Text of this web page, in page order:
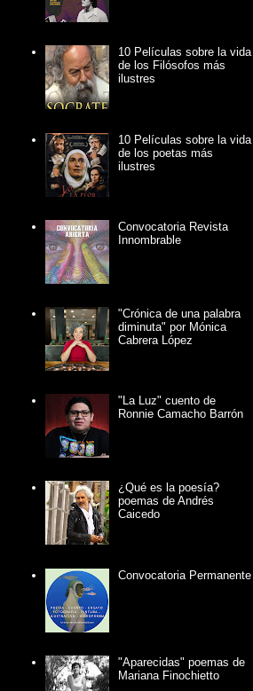
10 Películas sobre la vida
de los Filósofos más
ilustres
10 Películas sobre la vida
de los poetas más
ilustres
Convocatoria Revista
Innombrable
"Crónica de una palabra
diminuta" por Mónica
Cabrera López
"La Luz" cuento de
Ronnie Camacho Barrón
¿Qué es la poesía?
poemas de Andrés
Caicedo
Convocatoria Permanente
"Aparecidas" poemas de
Mariana Finochietto